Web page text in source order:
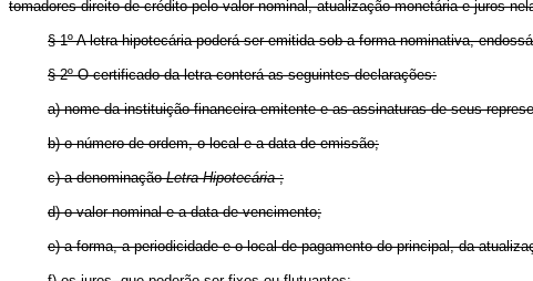
tomadores direito de crédito pelo valor nominal, atualização monetária e juros
§ 1º A letra hipotecária poderá ser emitida sob a forma nominativa,
§ 2º O certificado da letra conterá as seguintes declarações:
a) nome da instituição financeira emitente e as assinaturas de seus
b) o número de ordem, o local e a data de emissão;
c) a denominaçãoLetra Hipotecária;
d) o valor nominal e a data de vencimento;
e) a forma, a periodicidade e o local de pagamento do principal, da